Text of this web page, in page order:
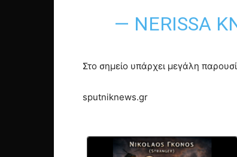
— NERISSA
Στο σημείο υπάρχει μεγάλη
sputniknews.gr